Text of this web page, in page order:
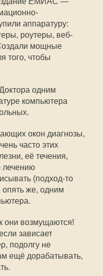
аппаратуру:
роутеры, веб-
мощные
того, чтобы
одним
компьютера
окон диагнозы,
часто этих
её течения,
лечению
(подход-то
опять же, одним
они возмущаются!
зависает
подолгу не
ещё дорабатывать,